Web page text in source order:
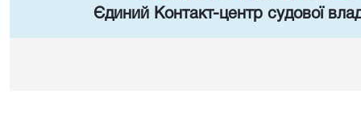
Єдиний Контакт-центр судової